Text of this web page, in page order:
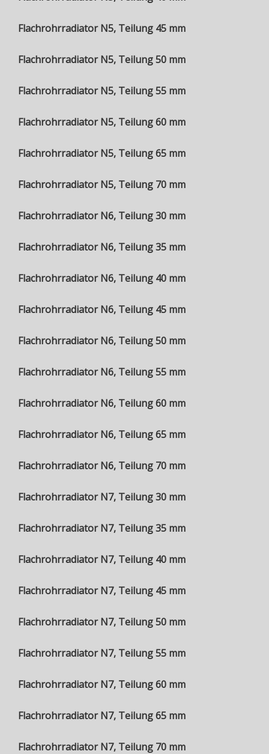
Flachrohrradiator N5, Teilung 45 mm
Flachrohrradiator N5, Teilung 50 mm
Flachrohrradiator N5, Teilung 55 mm
Flachrohrradiator N5, Teilung 60 mm
Flachrohrradiator N5, Teilung 65 mm
Flachrohrradiator N5, Teilung 70 mm
Flachrohrradiator N6, Teilung 30 mm
Flachrohrradiator N6, Teilung 35 mm
Flachrohrradiator N6, Teilung 40 mm
Flachrohrradiator N6, Teilung 45 mm
Flachrohrradiator N6, Teilung 50 mm
Flachrohrradiator N6, Teilung 55 mm
Flachrohrradiator N6, Teilung 60 mm
Flachrohrradiator N6, Teilung 65 mm
Flachrohrradiator N6, Teilung 70 mm
Flachrohrradiator N7, Teilung 30 mm
Flachrohrradiator N7, Teilung 35 mm
Flachrohrradiator N7, Teilung 40 mm
Flachrohrradiator N7, Teilung 45 mm
Flachrohrradiator N7, Teilung 50 mm
Flachrohrradiator N7, Teilung 55 mm
Flachrohrradiator N7, Teilung 60 mm
Flachrohrradiator N7, Teilung 65 mm
Flachrohrradiator N7, Teilung 70 mm